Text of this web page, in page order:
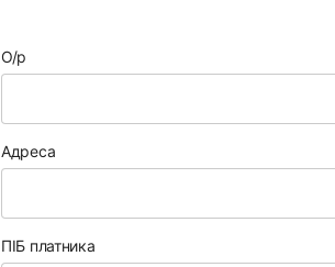
О/р
Адреса
ПІБ платника